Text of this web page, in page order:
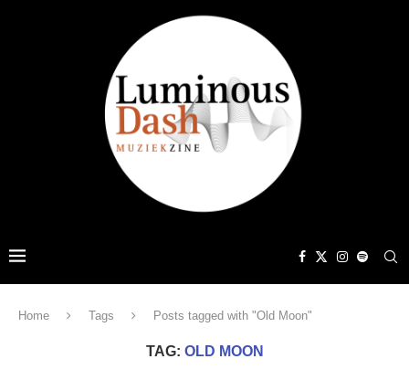
Home Tags Posts tagged with "Old Moon"
TAG: OLD MOON